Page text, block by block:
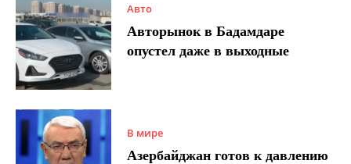
Авто
Авторынок в Бадамдаре
опустел даже в выходные
В мире
Азербайджан готов к давлению